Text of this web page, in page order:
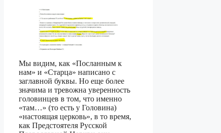
Мы видим, как «Посланным к
нам» и «Старца» написано с
заглавной буквы. Но еще более
значима и тревожна уверенность
головинцев в том, что именно
«там…» (то есть у Головина)
«настоящая церковь», в то время,
как Предстоятеля Русской